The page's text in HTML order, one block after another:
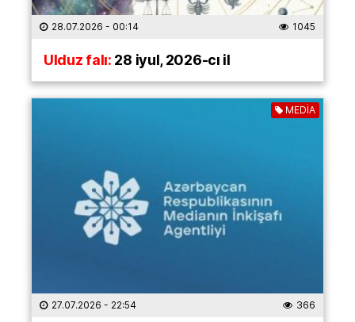
28.07.2026 - 00:14 1045
Ulduz falı:28 iyul, 2026-cı il
MEDİA
27.07.2026 - 22:54 366